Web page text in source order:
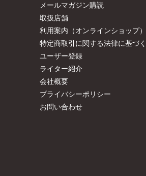
メールマガジン購読
取扱店舗
利用案内（オンラインショップ）
特定商取引に関する法律に基づ
ユーザー登録
ライター紹介
会社概要
プライバシーポリシー
お問い合わせ